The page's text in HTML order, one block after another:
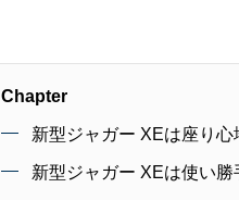
Chapter
新型ジャガー XEは座り
新型ジャガー XEは使い